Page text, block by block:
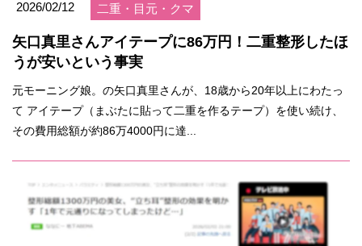
2026/02/12 二重・目元・クマ
矢口真里さんアイテープに86万円！二重整形したほ
うが安いという事実
元モーニング娘。の矢口真里さんが、18歳から20年以上にわたっ
て アイテープ（まぶたに貼って二重を作るテープ）を使い続け、
その費用総額が約86万4000円に達...